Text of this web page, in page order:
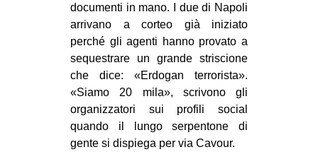
documenti in mano. I due di Napoli
arrivano a corteo già iniziato
perché gli agenti hanno provato a
sequestrare un grande striscione
che dice: «Erdogan terrorista».
«Siamo 20 mila», scrivono gli
organizzatori sui profili social
quando il lungo serpentone di
gente si dispiega per via Cavour.